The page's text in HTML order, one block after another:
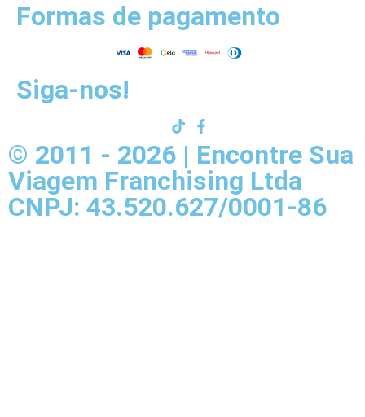
Formas de pagamento
Siga-nos!
© 2011 - 2026 | Encontre Sua
Viagem Franchising Ltda
CNPJ: 43.520.627/0001-86